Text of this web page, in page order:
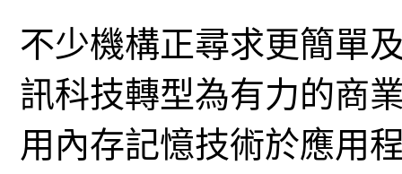
不少機構正尋求更簡單
訊科技轉型為有力的商
用內存記憶技術於應用